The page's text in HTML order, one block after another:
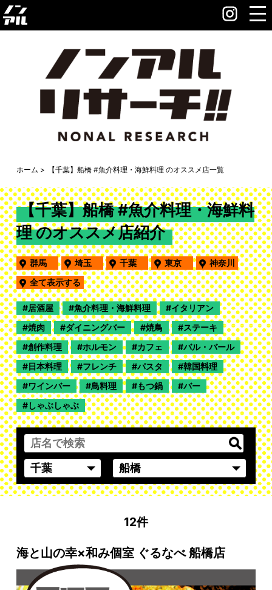
ホーム 【千葉】船橋 #魚介料理・海鮮料理 のオススメ店一覧
【千葉】船橋 #魚介料理・海鮮料
理 のオススメ店紹介
群馬 埼玉 千葉 東京
神奈川
全て表示する
居酒屋 魚介料理・海鮮料理
イタリアン
焼肉
ダイニングバー 焼鳥
ステーキ
創作料理
ホルモン カフェ
バル・バール
日本料理
フレンチ パスタ
韓国料理
ワインバー
鳥料理 もつ鍋
バー
しゃぶしゃぶ
12件
海と山の幸×和み個室 ぐるなべ 船橋店